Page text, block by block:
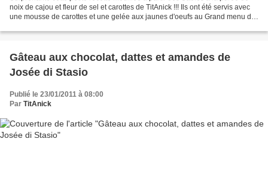
noix de cajou et fleur de sel et carottes de TitAnick !!! Ils ont été servis avec
une mousse de carottes et une gelée aux jaunes d'oeufs au Grand menu du
Gâteau aux chocolat, dattes et amandes de
Josée di Stasio
Publié le 23/01/2011 à 08:00
Par TitAnick